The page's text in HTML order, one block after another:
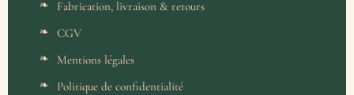
Fabrication, livraison & retours
CGV
Mentions légales
Politique de confidentialité